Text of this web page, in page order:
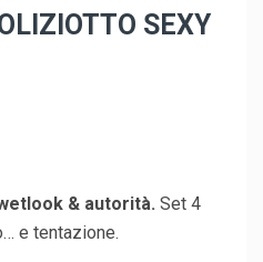
SEXY
& autorità. Set 4
e tentazione.